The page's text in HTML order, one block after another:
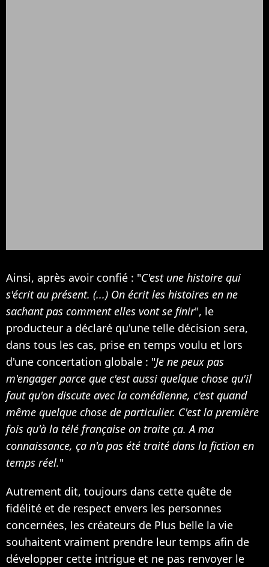
Ainsi, après avoir confié : "C'est une histoire qui
s'écrit au présent. (...) On écrit les histoires en ne
sachant pas comment elles vont se finir", le
producteur a déclaré qu'une telle décision sera,
dans tous les cas, prise en temps voulu et lors
d'une concertation globale : "Je ne peux pas
m'engager parce que c'est aussi quelque chose qu'il
faut qu'on discute avec la comédienne, c'est quand
même quelque chose de particulier. C'est la première
fois qu'à la télé française on traite ça. A ma
connaissance, ça n'a pas été traité dans la fiction en
temps réel."
Autrement dit, toujours dans cette quête de
fidélité et de respect envers les personnes
concernées, les créateurs de Plus belle la vie
souhaitent vraiment prendre leur temps afin de
développer cette intrigue et ne pas renvoyer le